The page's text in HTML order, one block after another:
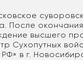
После
высшего
Сухопутных
в г.